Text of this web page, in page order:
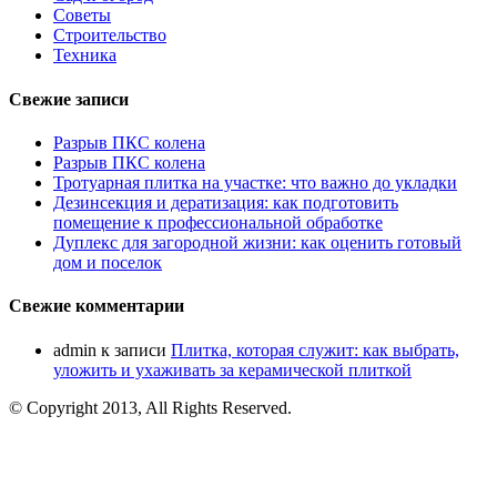
Советы
Строительство
Техника
Свежие записи
Разрыв ПКС колена
Разрыв ПКС колена
Тротуарная плитка на участке: что важно до укладки
Дезинсекция и дератизация: как подготовить
помещение к профессиональной обработке
Дуплекс для загородной жизни: как оценить готовый
дом и поселок
Свежие комментарии
admin к записи Плитка, которая служит: как выбрать,
уложить и ухаживать за керамической плиткой
© Copyright 2013, All Rights Reserved.